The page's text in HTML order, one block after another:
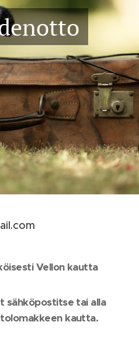
Vellon kautta
sähköpostitse tai alla
kautta.